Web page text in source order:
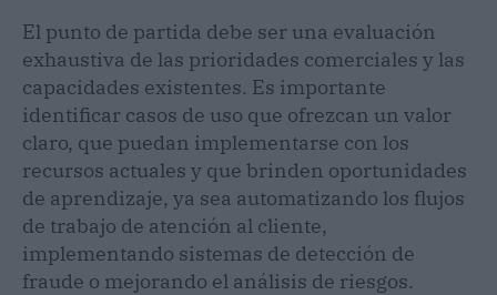
El punto de partida debe ser una evaluación
exhaustiva de las prioridades comerciales y las
capacidades existentes. Es importante
identificar casos de uso que ofrezcan un valor
claro, que puedan implementarse con los
recursos actuales y que brinden oportunidades
de aprendizaje, ya sea automatizando los flujos
de trabajo de atención al cliente,
implementando sistemas de detección de
fraude o mejorando el análisis de riesgos.